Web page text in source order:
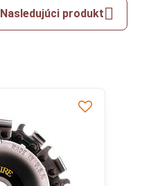
Nasledujúci produkt